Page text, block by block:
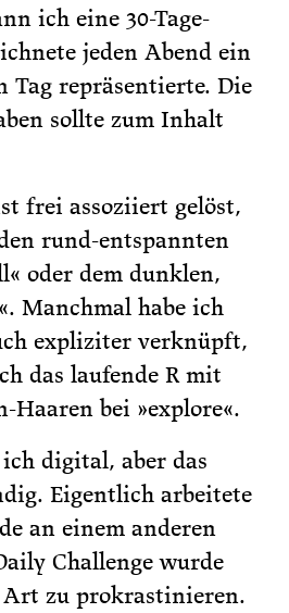
ich eine 30-Tage-
jeden Abend ein
Tag repräsentierte. Die
sollte zum Inhalt
frei assoziiert gelöst,
rund-entspannten
oder dem dunklen,
Manchmal habe ich
expliziter verknüpft,
das laufende R mit
Haaren bei »explore«.
digital, aber das
Eigentlich arbeitete
an einem anderen
Challenge wurde
zu prokrastinieren.